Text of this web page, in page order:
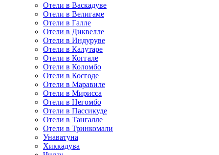
Отели в Васкадуве
Отели в Велигаме
Отели в Галле
Отели в Диквелле
Отели в Индуруве
Отели в Калутаре
Отели в Коггале
Отели в Коломбо
Отели в Косгоде
Отели в Маравиле
Отели в Мирисса
Отели в Негомбо
Отели в Пассикуде
Отели в Тангалле
Отели в Тринкомали
Унаватуна
Хиккадува